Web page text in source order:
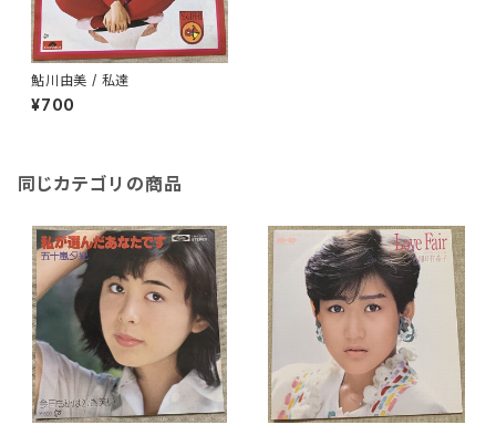
鮎川由美 / 私達
¥700
同じカテゴリの商品